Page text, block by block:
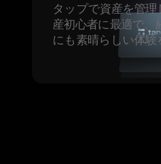
タップで資産を管
産初心者に最適で、
にも素晴らしい体験